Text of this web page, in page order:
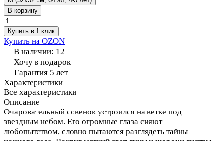
В корзину
Купить в 1 клик
Купить на OZON
В наличии: 12
Хочу в подарок
Гарантия 5 лет
Характеристики
Все характеристики
Описание
Очаровательный совенок устроился на ветке под
звездным небом. Его огромные глаза сияют
любопытством, словно пытаются разглядеть тайны